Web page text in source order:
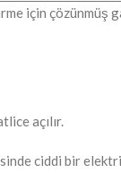
için çözünmüş
açılır.
ciddi bir